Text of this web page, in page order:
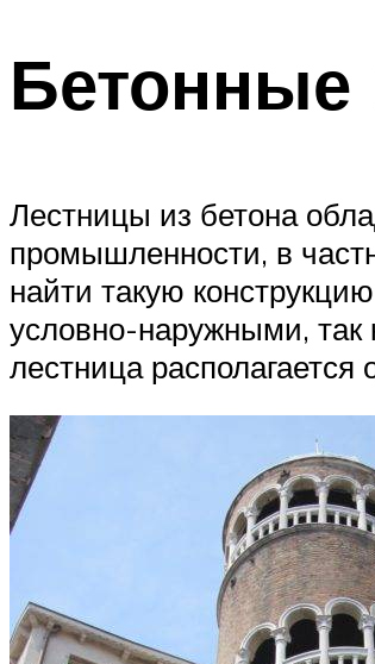
Лестницы из бетона
промышленности, в
найти такую
условно-наружными, так
лестница